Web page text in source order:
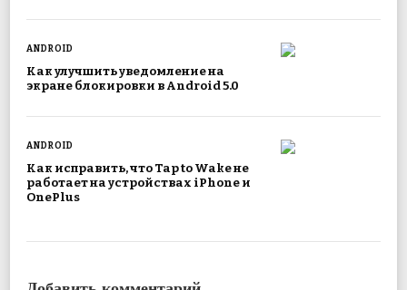
ANDROID
Как улучшить уведомление на
экране блокировки в Android 5.0
ANDROID
Как исправить, что Tap to Wake не
работает на устройствах iPhone и
OnePlus